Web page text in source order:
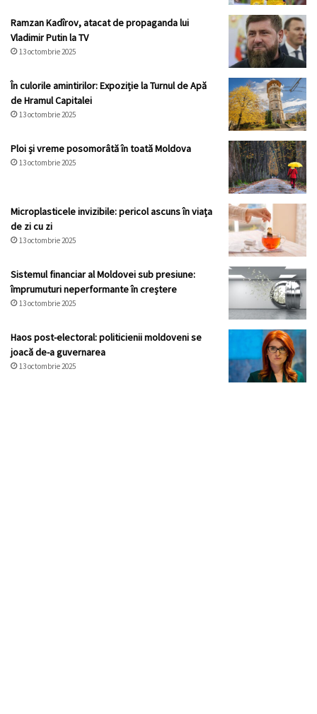
Ramzan Kadîrov, atacat de propaganda lui
Vladimir Putin la TV
13 octombrie 2025
În culorile amintirilor: Expoziție la Turnul de Apă
de Hramul Capitalei
13 octombrie 2025
Ploi și vreme posomorâtă în toată Moldova
13 octombrie 2025
Microplasticele invizibile: pericol ascuns în viața
de zi cu zi
13 octombrie 2025
Sistemul financiar al Moldovei sub presiune:
împrumuturi neperformante în creștere
13 octombrie 2025
Haos post-electoral: politicienii moldoveni se
joacă de-a guvernarea
13 octombrie 2025